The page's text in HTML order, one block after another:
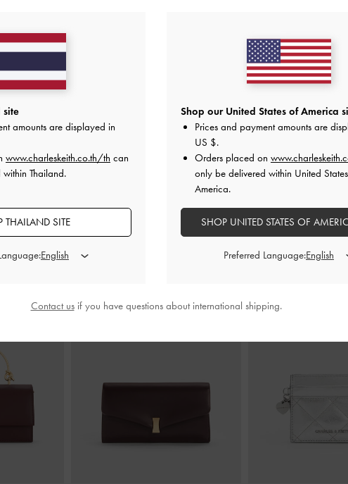
หลมแบบเปิด
ดง
พร้อมสายคาดแบบจับจีบ
รองเท้าปิดส้นหัวแหล
Coralie
฿
สไตล์ลุคด้วย
site
amounts are displayed in
www.charleskeith.co.th/th can
Thailand.
THAILAND SITE
Shop our United States of America
Prices and payment amounts are
US $.
Orders placed on
only be delivered within United
America.
SHOP UNITED STATES OF
Preferred Language:
Contact usif you have questions about international shipping.